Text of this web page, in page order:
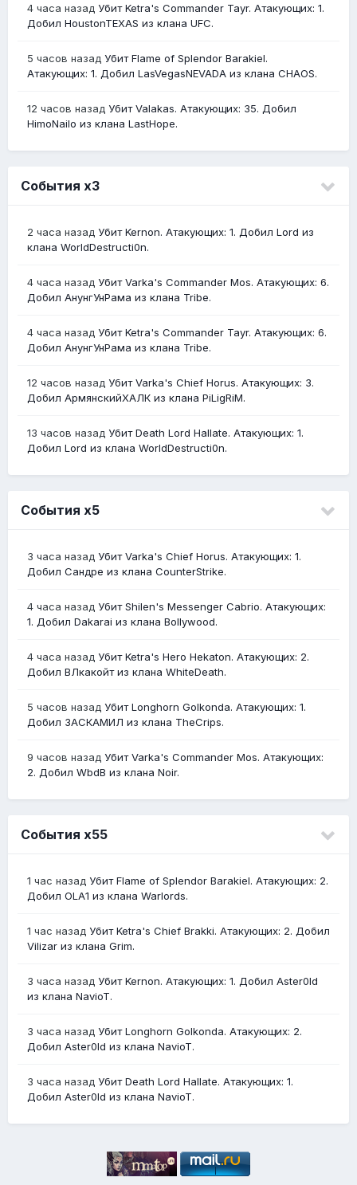
4 часа назад Убит Ketra's Commander Tayr. Атакующих: 1.
Добил HoustonTEXAS из клана UFC.
5 часов назад Убит Flame of Splendor Barakiel.
Атакующих: 1. Добил LasVegasNEVADA из клана CHAOS.
12 часов назад Убит Valakas. Атакующих: 35. Добил
HimoNailo из клана LastHope.
События х3
2 часа назад Убит Kernon. Атакующих: 1. Добил Lord из
клана WorldDestructi0n.
4 часа назад Убит Varka's Commander Mos. Атакующих: 6.
Добил АнунгУнРама из клана Tribe.
4 часа назад Убит Ketra's Commander Tayr. Атакующих: 6.
Добил АнунгУнРама из клана Tribe.
12 часов назад Убит Varka's Chief Horus. Атакующих: 3.
Добил АрмянскийХАЛК из клана PiLigRiM.
13 часов назад Убит Death Lord Hallate. Атакующих: 1.
Добил Lord из клана WorldDestructi0n.
События х5
3 часа назад Убит Varka's Chief Horus. Атакующих: 1.
Добил Сандре из клана CounterStrike.
4 часа назад Убит Shilen's Messenger Cabrio. Атакующих:
1. Добил Dakarai из клана Bollywood.
4 часа назад Убит Ketra's Hero Hekaton. Атакующих: 2.
Добил ВЛкакойт из клана WhiteDeath.
5 часов назад Убит Longhorn Golkonda. Атакующих: 1.
Добил ЗАСКАМИЛ из клана TheCrips.
9 часов назад Убит Varka's Commander Mos. Атакующих:
2. Добил WbdB из клана Noir.
События х55
1 час назад Убит Flame of Splendor Barakiel. Атакующих: 2.
Добил OLA1 из клана Warlords.
1 час назад Убит Ketra's Chief Brakki. Атакующих: 2. Добил
Vilizar из клана Grim.
3 часа назад Убит Kernon. Атакующих: 1. Добил Aster0Id
из клана NavioT.
3 часа назад Убит Longhorn Golkonda. Атакующих: 2.
Добил Aster0Id из клана NavioT.
3 часа назад Убит Death Lord Hallate. Атакующих: 1.
Добил Aster0Id из клана NavioT.